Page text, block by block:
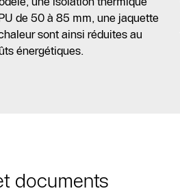
de 50 à 85 mm, une jaquette
sont ainsi réduites au
énergétiques.
documents